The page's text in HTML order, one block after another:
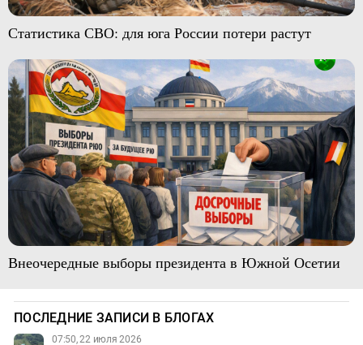
Статистика СВО: для юга России потери растут
Внеочередные выборы президента в Южной Осетии
ПОСЛЕДНИЕ ЗАПИСИ В БЛОГАХ
07:50, 22 июля 2026